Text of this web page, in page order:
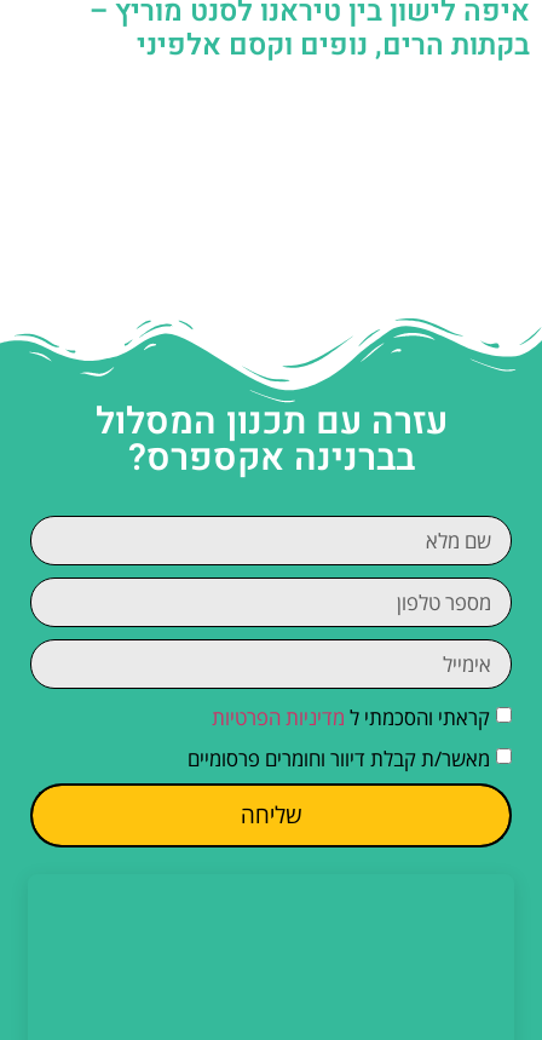
איפה לישון בין טיראנו לסנט מוריץ –
בקתות הרים, נופים וקסם אלפיני
עזרה עם תכנון המסלול
בברנינה אקספרס?
קראתי והסכמתי ל מדיניות הפרטיות
מאשר/ת קבלת דיוור וחומרים פרסומיים
שליחה